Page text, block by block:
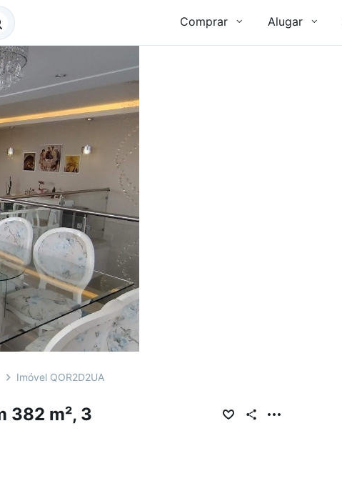
Comprar Alugar
Imóvel QOR2D2UA
382 m², 3